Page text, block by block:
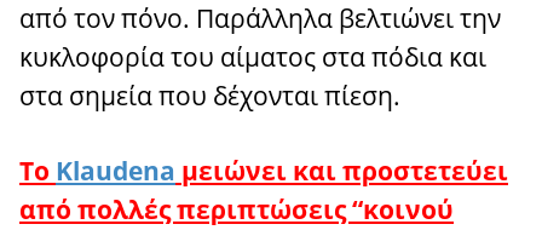
από τον πόνο. Παράλληλα βελτιώνει την
κυκλοφορία του αίματος στα πόδια και
στα σημεία που δέχονται πίεση.
Το Klaudena μειώνει και προστετεύει
από πολλές περιπτώσεις “κοινού